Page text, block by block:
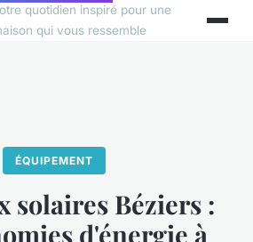
quotidien inspiré pour une
qui vous ressemble
ÉQUIPEMENT
solaires Béziers :
d'énergie à